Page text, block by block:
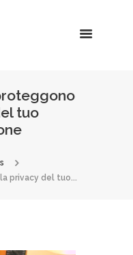
tuo
privacy del tuo...